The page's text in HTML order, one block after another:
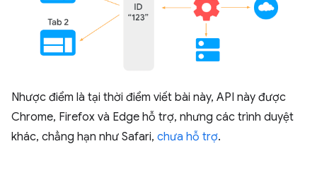
Nhược điểm là tại thời điểm viết bài này, API này được
Chrome, Firefox và Edge hỗ trợ, nhưng các trình duyệt
khác, chẳng hạn như Safari, chưa hỗ trợ.